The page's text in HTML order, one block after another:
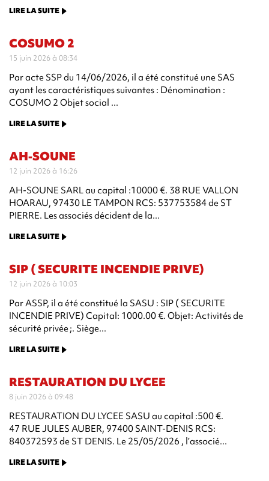
LIRE LA SUITE
COSUMO 2
15 juin 2026 à 08:34
Par acte SSP du 14/06/2026, il a été constitué une SAS
ayant les caractéristiques suivantes : Dénomination :
COSUMO 2 Objet social ...
LIRE LA SUITE
AH-SOUNE
12 juin 2026 à 16:26
AH-SOUNE SARL au capital :10000 €. 38 RUE VALLON
HOARAU, 97430 LE TAMPON RCS: 537753584 de ST
PIERRE. Les associés décident de la...
LIRE LA SUITE
SIP ( SECURITE INCENDIE PRIVE)
12 juin 2026 à 10:03
Par ASSP, il a été constitué la SASU : SIP ( SECURITE
INCENDIE PRIVE) Capital: 1000.00 €. Objet: Activités de
sécurité privée ;. Siège...
LIRE LA SUITE
RESTAURATION DU LYCEE
8 juin 2026 à 09:48
RESTAURATION DU LYCEE SASU au capital :500 €.
47 RUE JULES AUBER, 97400 SAINT-DENIS RCS:
840372593 de ST DENIS. Le 25/05/2026 , l’associé...
LIRE LA SUITE